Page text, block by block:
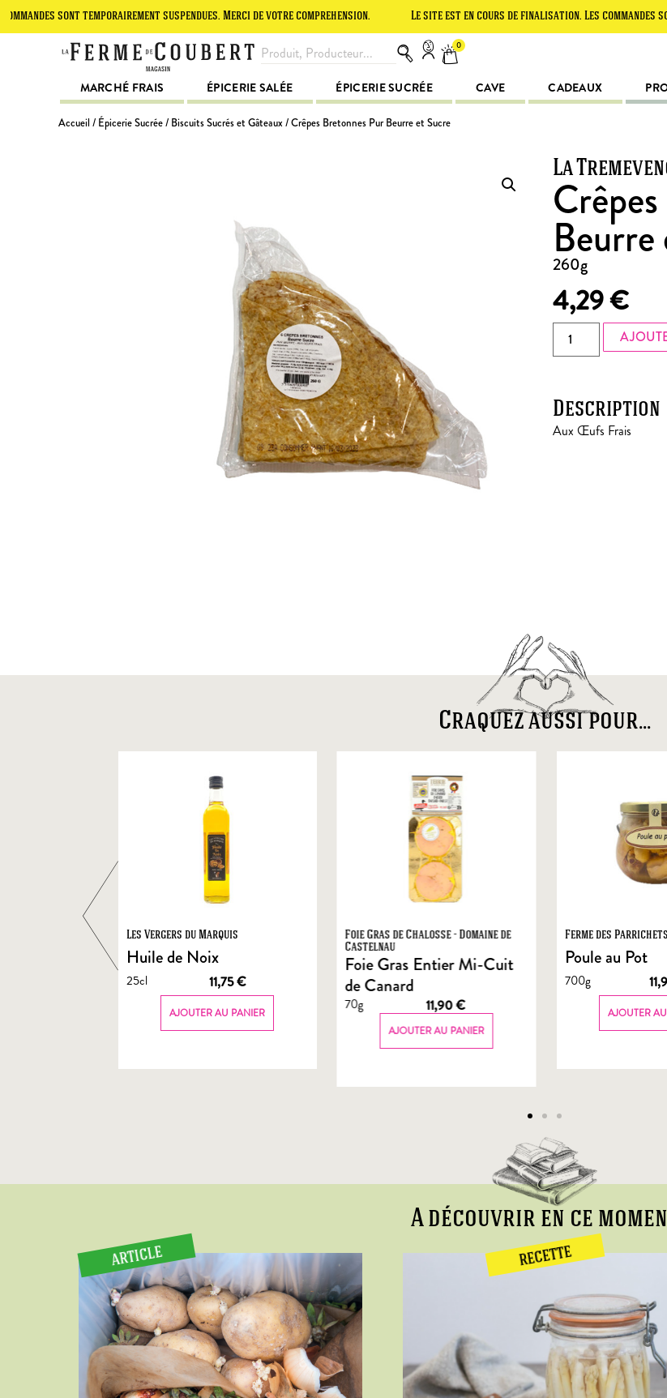
sont temporairement suspendues. Merci de votre compréhension. Le site est en cours de finalisation. Les commandes sont
0
MARCHÉ FRAIS ÉPICERIE SALÉE ÉPICERIE SUCRÉE CAVE CADEAUX
Accueil / Épicerie Sucrée/ Biscuits Sucrés et Gâteaux / Crêpes Bretonnes Pur Beurre et Sucre
La
Beurre
260g
4,29€
Description
Aux Œufs Frais
Craquez aussi pour...
Les Vergers du Marquis
Huile de Noix
25cl 11,75€
AJOUTER AU PANIER
Foie Gras de Chalosse - Domaine de
Castelnau
Foie Gras Entier Mi-Cuit
de Canard
70g 11,90€
AJOUTER AU PANIER
Ferme des Parrichets
Poule au Pot
700g
AJOUTER
A découvrir en ce
ARTICLE RECETTE